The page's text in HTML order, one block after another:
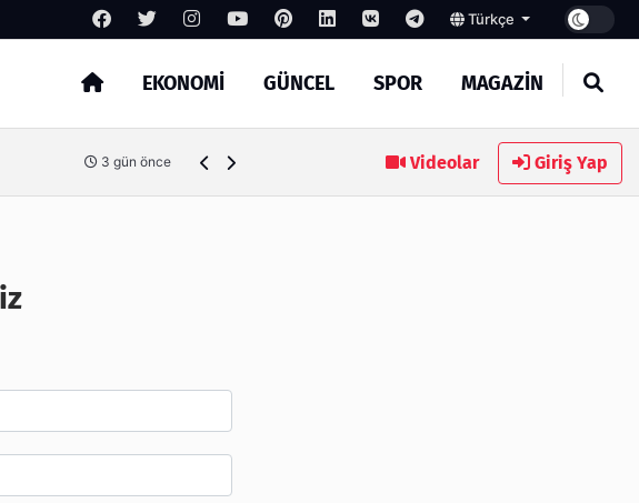
Türkçe
EKONOMİ GÜNCEL SPOR MAGAZİN
3 gün önce SEO Hizmeti Alırken Kandırılmamak İçin Bilinmesi
Videolar Giriş Yap